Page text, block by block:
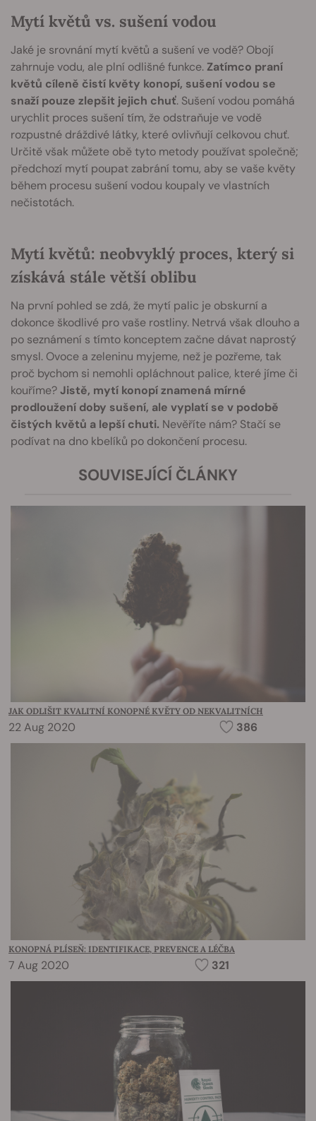
Mytí květů vs. sušení vodou
Jaké je srovnání mytí květů a sušení ve vodě? Obojí
zahrnuje vodu, ale plní odlišné funkce. Zatímco praní
květů cíleně čistí květy konopí, sušení vodou se
snaží pouze zlepšit jejich chuť. Sušení vodou pomáhá
urychlit proces sušení tím, že odstraňuje ve vodě
rozpustné dráždivé látky, které ovlivňují celkovou chuť.
Určitě však můžete obě tyto metody používat společně;
předchozí mytí poupat zabrání tomu, aby se vaše květy
během procesu sušení vodou koupaly ve vlastních
nečistotách.
Mytí květů: neobvyklý proces, který si
získává stále větší oblibu
Na první pohled se zdá, že mytí palic je obskurní a
dokonce škodlivé pro vaše rostliny. Netrvá však dlouho a
po seznámení s tímto konceptem začne dávat naprostý
smysl. Ovoce a zeleninu myjeme, než je pozřeme, tak
proč bychom si nemohli opláchnout palice, které jíme či
kouříme?Jistě, mytí konopí znamená mírné
prodloužení doby sušení, ale vyplatí se v podobě
čistých květů a lepší chuti. Nevěříte nám? Stačí se
podívat na dno kbelíků po dokončení procesu.
SOUVISEJÍCÍ ČLÁNKY
JAK ODLIŠIT KVALITNÍ KONOPNÉ KVĚTY OD NEKVALITNÍCH
22 Aug 2020 386
KONOPNÁ PLÍSEŇ: IDENTIFIKACE, PREVENCE A LÉČBA
7 Aug 2020 321